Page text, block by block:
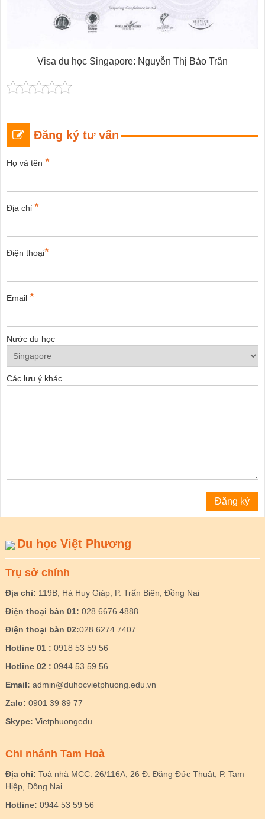
Visa du học Singapore: Nguyễn Thị Bảo Trân
Đăng ký tư vấn
Họ và tên *
Địa chỉ *
Điện thoại*
Email *
Nước du học
Các lưu ý khác
Du học Việt Phương
Trụ sở chính
Địa chỉ: 119B, Hà Huy Giáp, P. Trấn Biên, Đồng Nai
Điện thoại bàn 01: 028 6676 4888
Điện thoại bàn 02:028 6274 7407
Hotline 01 : 0918 53 59 56
Hotline 02 : 0944 53 59 56
Email: admin@duhocvietphuong.edu.vn
Zalo: 0901 39 89 77
Skype: Vietphuongedu
Chi nhánh Tam Hoà
Địa chỉ: Toà nhà MCC: 26/116A, 26 Đ. Đặng Đức Thuật, P. Tam
Hiệp, Đồng Nai
Hotline: 0944 53 59 56